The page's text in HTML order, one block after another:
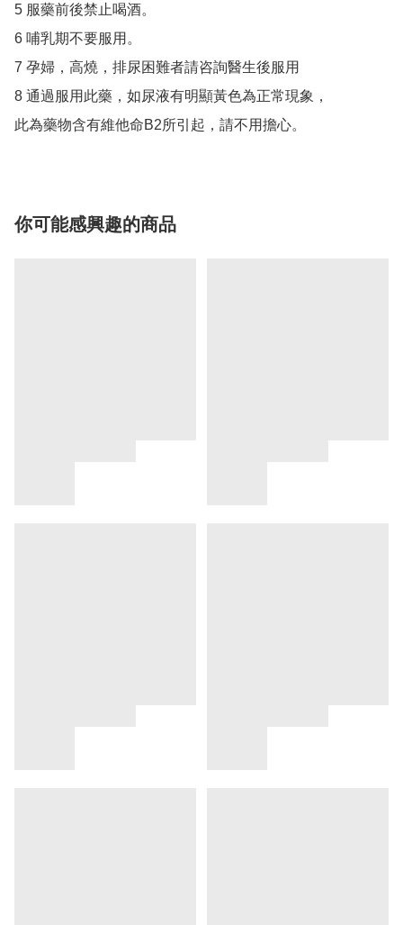
5 服藥前後禁止喝酒。
6 哺乳期不要服用。
7 孕婦，高燒，排尿困難者請咨詢醫生後服用
8 通過服用此藥，如尿液有明顯黃色為正常現象，
你可能感興趣的商品